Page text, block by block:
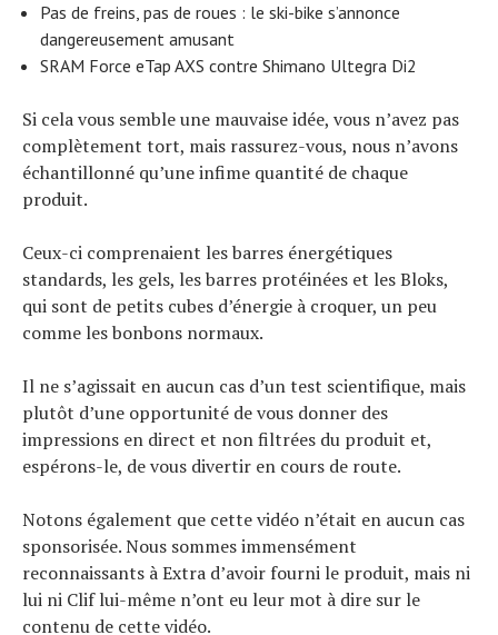
Pas de freins, pas de roues : le ski-bike s’annonce
dangereusement amusant
SRAM Force eTap AXS contre Shimano Ultegra Di2
Si cela vous semble une mauvaise idée, vous n’avez pas
complètement tort, mais rassurez-vous, nous n’avons
échantillonné qu’une infime quantité de chaque
produit.
Ceux-ci comprenaient les barres énergétiques
standards, les gels, les barres protéinées et les Bloks,
qui sont de petits cubes d’énergie à croquer, un peu
comme les bonbons normaux.
Il ne s’agissait en aucun cas d’un test scientifique, mais
plutôt d’une opportunité de vous donner des
impressions en direct et non filtrées du produit et,
espérons-le, de vous divertir en cours de route.
Notons également que cette vidéo n’était en aucun cas
sponsorisée. Nous sommes immensément
reconnaissants à Extra d’avoir fourni le produit, mais ni
lui ni Clif lui-même n’ont eu leur mot à dire sur le
contenu de cette vidéo.